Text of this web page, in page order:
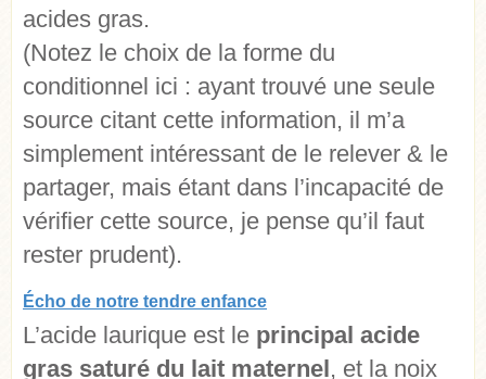
acides gras.
(Notez le choix de la forme du
conditionnel ici : ayant trouvé une seule
source citant cette information, il m’a
simplement intéressant de le relever & le
partager, mais étant dans l’incapacité de
vérifier cette source, je pense qu’il faut
rester prudent).
Écho de notre tendre enfance
L’acide laurique est le principal acide
gras saturé du lait maternel , et la noix